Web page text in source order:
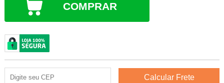
COMPRAR